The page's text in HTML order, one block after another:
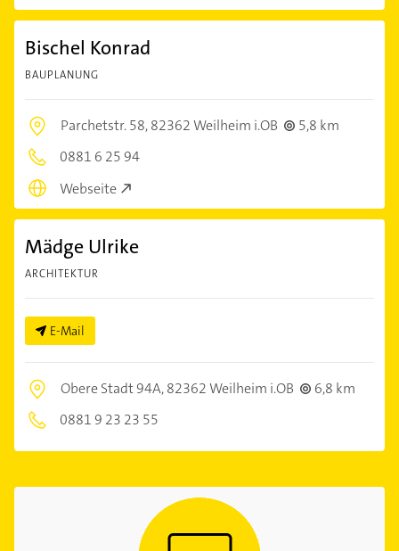
Bischel Konrad
BAUPLANUNG
Parchetstr. 58,82362 Weilheim i.OB
5,8 km
0881 6 25 94
Webseite
Mädge Ulrike
ARCHITEKTUR
E-Mail
Obere Stadt 94A,82362 Weilheim i.OB
6,8 km
0881 9 23 23 55